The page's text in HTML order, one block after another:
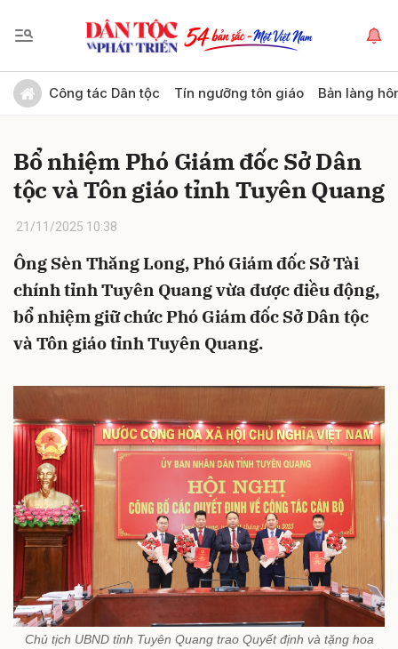
Công tác Dân tộc Tín ngưỡng tôn giáo Bản làng
Bổ nhiệm Phó Giám đốc Sở Dân
tộc và Tôn giáo tỉnh Tuyên Quang
21/11/2025 10:38
Ông Sèn Thăng Long, Phó Giám đốc Sở Tài
chính tỉnh Tuyên Quang vừa được điều động,
bổ nhiệm giữ chức Phó Giám đốc Sở Dân tộc
và Tôn giáo tỉnh Tuyên Quang.
Chủ tịch UBND tỉnh Tuyên Quang trao Quyết định và tặng hoa
Gửi bình luận
Hủy Gửi